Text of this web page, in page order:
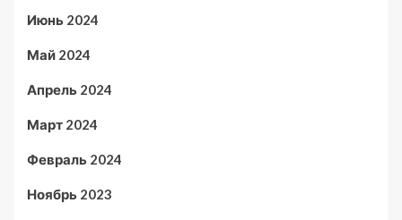
Июнь 2024
Май 2024
Апрель 2024
Март 2024
Февраль 2024
Ноябрь 2023